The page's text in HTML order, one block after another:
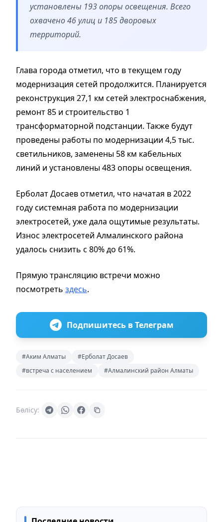
установлены 193 опоры освещения. Всего
охвачено 46 улиц и 185 дворовых
территорий.
Глава города отметил, что в текущем году
модернизация сетей продолжится. Планируется
реконструкция 27,1 км сетей электроснабжения,
ремонт 85 и строительство 1
трансформаторной подстанции. Также будут
проведены работы по модернизации 4,5 тыс.
светильников, заменены 58 км кабельных
линий и установлены 483 опоры освещения.
Ерболат Досаев отметил, что начатая в 2022
году системная работа по модернизации
электросетей, уже дала ощутимые результаты.
Износ электросетей Алмалинского района
удалось снизить с 80% до 61%.
Прямую трансляцию встречи можно
посмотреть здесь.
Подпишитесь в Телеграм
#Аким Алматы
#Ерболат Досаев
#встреча с населением
#Алмалинский район Алматы
Бөлісу: